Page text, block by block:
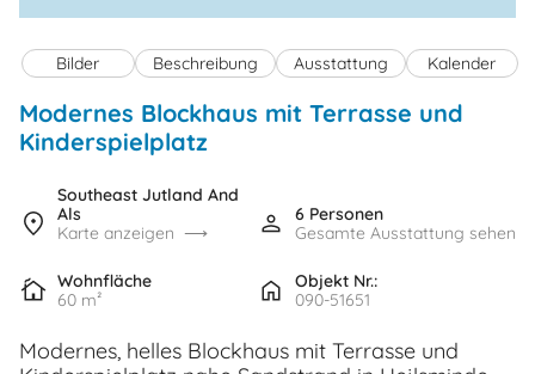
Bilder Beschreibung Ausstattung Kalender
Modernes Blockhaus mit Terrasse und
Kinderspielplatz
Southeast Jutland And
Als
Karte anzeigen
6 Personen
Gesamte Ausstattung sehen
Wohnfläche
60 m²
Objekt Nr.:
090-51651
Modernes, helles Blockhaus mit Terrasse und